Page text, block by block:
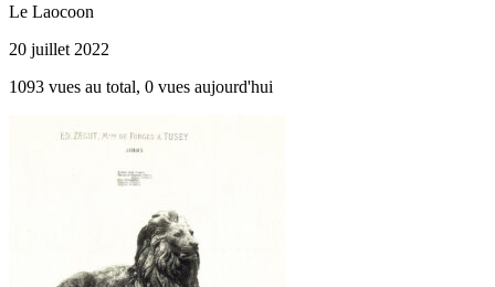
Le Laocoon
20 juillet 2022
1093 vues au total, 0 vues aujourd'hui